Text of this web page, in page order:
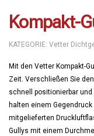
Kompakt-
KATEGORIE: Vetter
Mit den Vetter Kompakt-
Zeit. Verschließen Sie
schnell positionierbar
halten einem
mitgelieferten
Gullys mit einem